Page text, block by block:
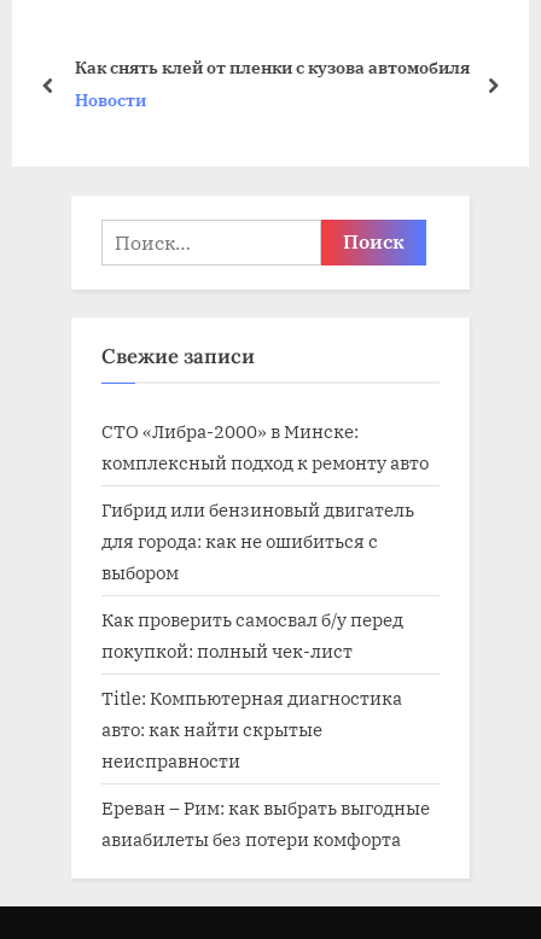
а
с
Как снять клей от пленки с кузова автомобиля
Новости
пред
Найти:
Свежие записи
СТО «Либра-2000» в Минске:
комплексный подход к ремонту авто
Гибрид или бензиновый двигатель
для города: как не ошибиться с
выбором
Как проверить самосвал б/у перед
покупкой: полный чек-лист
Title: Компьютерная диагностика
авто: как найти скрытые
неисправности
Ереван – Рим: как выбрать выгодные
авиабилеты без потери комфорта